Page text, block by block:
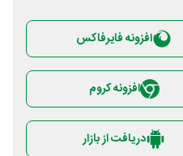
افزونه فایرفاکس
افزونه کروم
دریافت از بازار